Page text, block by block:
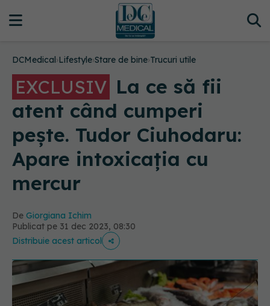
DCMedical›Lifestyle›Stare de bine›Trucuri utile
EXCLUSIV La ce să fii
atent când cumperi
pește. Tudor Ciuhodaru:
Apare intoxicația cu
mercur
De Giorgiana Ichim
Publicat pe 31 dec 2023, 08:30
Distribuie acest articol